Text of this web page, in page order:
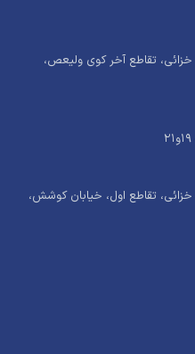
تقاطع آخر کوی ولیعص،
تقاطع اول، خیابان کوشش،